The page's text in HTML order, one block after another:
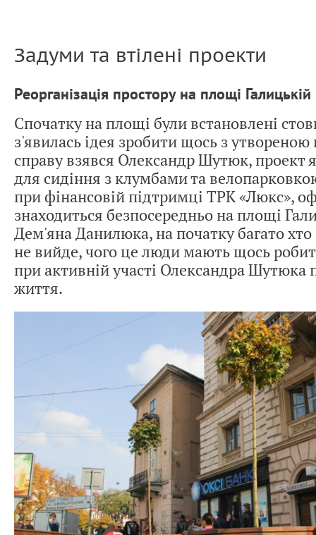
Задуми та втілені проекти
Реорганізація простору на площі Галицькій
Спочатку на площі були встановлені
з'явилась ідея зробити щось з утвореною
справу взявся Олександр Шутюк, проект
для сидіння з клумбами та
при фінансовій підтримці ТРК «Люкс»,
знаходиться безпосередньо на площі
Дем'яна Данилюка, на початку багато хто
не вийде, чого це люди мають щось
при активній участі Олександра Шутюка
життя.